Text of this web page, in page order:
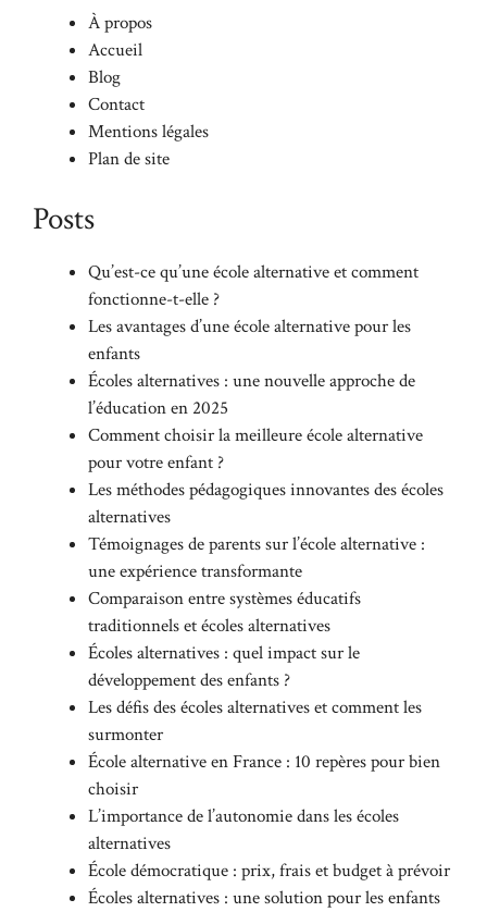
À propos
Accueil
Blog
Contact
Mentions légales
Plan de site
Posts
Qu’est-ce qu’une école alternative et comment
fonctionne-t-elle ?
Les avantages d’une école alternative pour les
enfants
Écoles alternatives : une nouvelle approche de
l’éducation en 2025
Comment choisir la meilleure école alternative
pour votre enfant ?
Les méthodes pédagogiques innovantes des écoles
alternatives
Témoignages de parents sur l’école alternative :
une expérience transformante
Comparaison entre systèmes éducatifs
traditionnels et écoles alternatives
Écoles alternatives : quel impact sur le
développement des enfants ?
Les défis des écoles alternatives et comment les
surmonter
École alternative en France : 10 repères pour bien
choisir
L’importance de l’autonomie dans les écoles
alternatives
École démocratique : prix, frais et budget à prévoir
Écoles alternatives : une solution pour les enfants